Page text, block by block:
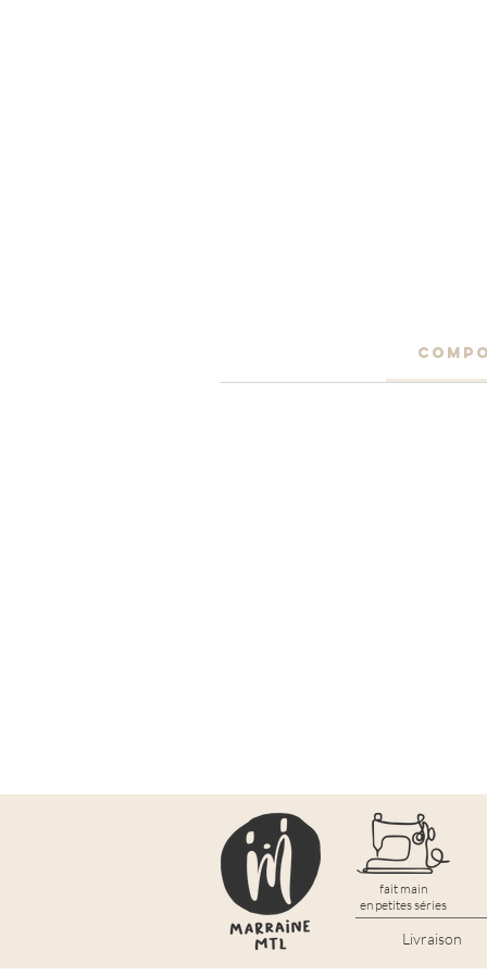
fait main
en petites séries
Livraison